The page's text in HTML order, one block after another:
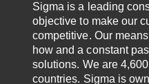
Sigma is a leading
objective to make our
competitive. Our
how and a constant
solutions. We are
countries. Sigma is